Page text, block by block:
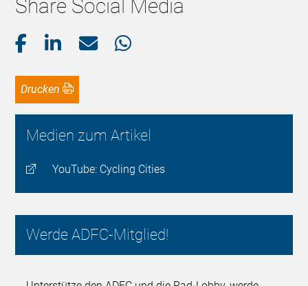
Share Social Media
Drucken
Medien zum Artikel
YouTube: Cycling Cities
Werde ADFC-Mitglied!